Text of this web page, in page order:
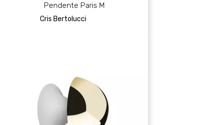
Pendente Paris M
Cris Bertolucci